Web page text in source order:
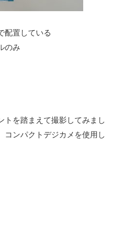
配置している
のみ
トを踏まえて撮影してみまし
ンパクトデジカメを使用し